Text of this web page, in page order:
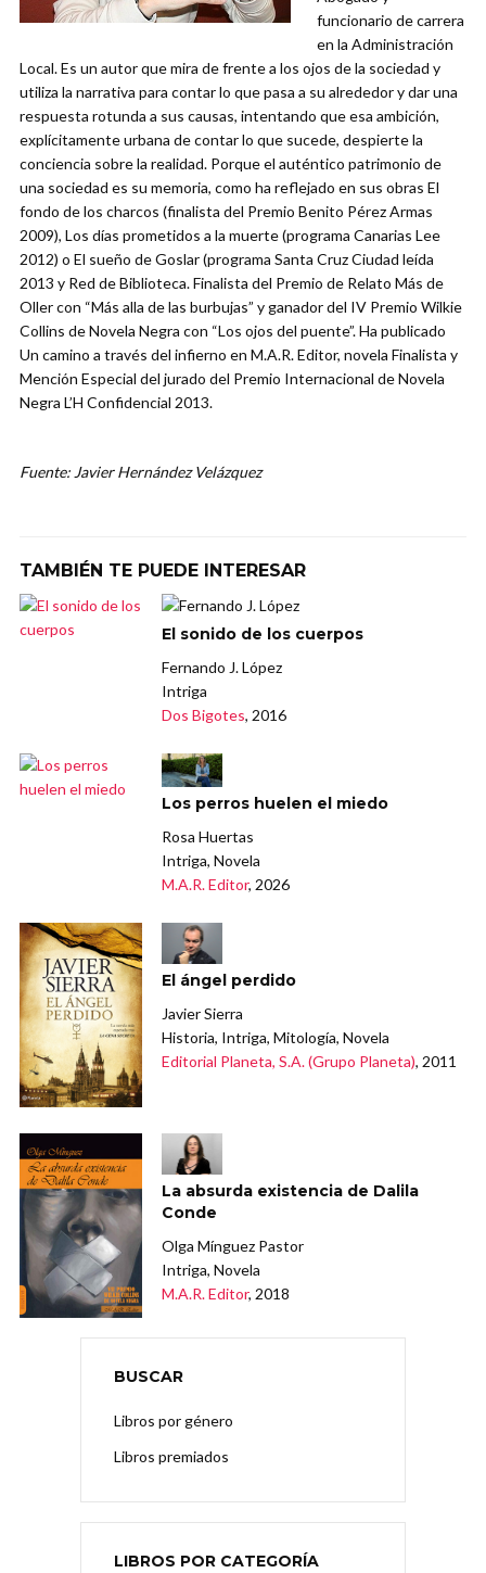
funcionario de carrera
en la Administración
Local. Es un autor que mira de frente a los ojos de la sociedad y
utiliza la narrativa para contar lo que pasa a su alrededor y dar una
respuesta rotunda a sus causas, intentando que esa ambición,
explícitamente urbana de contar lo que sucede, despierte la
conciencia sobre la realidad. Porque el auténtico patrimonio de
una sociedad es su memoria, como ha reflejado en sus obras El
fondo de los charcos (finalista del Premio Benito Pérez Armas
2009), Los días prometidos a la muerte (programa Canarias Lee
2012) o El sueño de Goslar (programa Santa Cruz Ciudad leída
2013 y Red de Biblioteca. Finalista del Premio de Relato Más de
Oller con “Más alla de las burbujas” y ganador del IV Premio Wilkie
Collins de Novela Negra con “Los ojos del puente”. Ha publicado
Un camino a través del infierno en M.A.R. Editor, novela Finalista y
Mención Especial del jurado del Premio Internacional de Novela
Negra L’H Confidencial 2013.
Fuente: Javier Hernández Velázquez
TAMBIÉN TE PUEDE INTERESAR
El sonido de los cuerpos
Fernando J. López
Intriga
Dos Bigotes, 2016
Los perros huelen el miedo
Rosa Huertas
Intriga, Novela
M.A.R. Editor, 2026
El ángel perdido
Javier Sierra
Historia, Intriga, Mitología, Novela
Editorial Planeta, S.A. (Grupo Planeta), 2011
La absurda existencia de Dalila
Conde
Olga Mínguez Pastor
Intriga, Novela
M.A.R. Editor, 2018
BUSCAR
Libros por género
Libros premiados
LIBROS POR CATEGORÍA